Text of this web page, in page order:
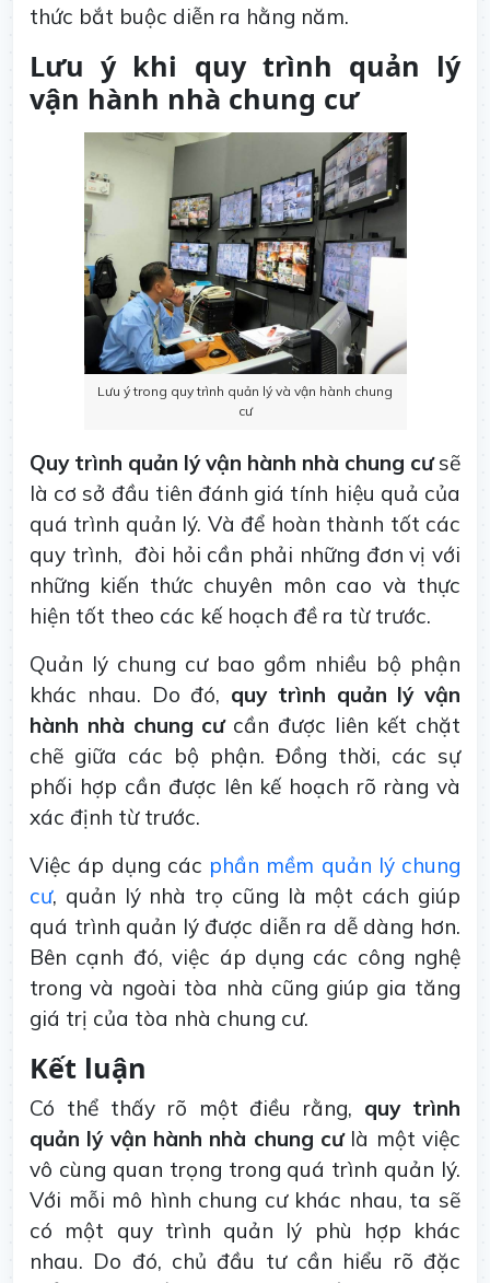
thức bắt buộc diễn ra hằng năm.
Lưu ý khi quy trình quản lý
vận hành nhà chung cư
Lưu ý trong quy trình quản lý và vận hành chung
cư
Quy trình quản lý vận hành nhà chung cưsẽ
là cơ sở đầu tiên đánh giá tính hiệu quả của
quá trình quản lý. Và để hoàn thành tốt các
quy trình, đòi hỏi cần phải những đơn vị với
những kiến thức chuyên môn cao và thực
hiện tốt theo các kế hoạch đề ra từ trước.
Quản lý chung cư bao gồm nhiều bộ phận
khác nhau. Do đó, quy trình quản lý vận
hành nhà chung cưcần được liên kết chặt
chẽ giữa các bộ phận. Đồng thời, các sự
phối hợp cần được lên kế hoạch rõ ràng và
xác định từ trước.
Việc áp dụng các phần mềm quản lý chung
cư, quản lý nhà trọ cũng là một cách giúp
quá trình quản lý được diễn ra dễ dàng hơn.
Bên cạnh đó, việc áp dụng các công nghệ
trong và ngoài tòa nhà cũng giúp gia tăng
giá trị của tòa nhà chung cư.
Kết luận
Có thể thấy rõ một điều rằng, quy trình
quản lý vận hành nhà chung cưlà một việc
vô cùng quan trọng trong quá trình quản lý.
Với mỗi mô hình chung cư khác nhau, ta sẽ
có một quy trình quản lý phù hợp khác
nhau. Do đó, chủ đầu tư cần hiểu rõ đặc